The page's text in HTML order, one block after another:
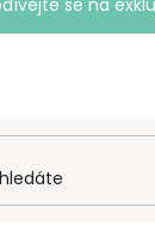
se na